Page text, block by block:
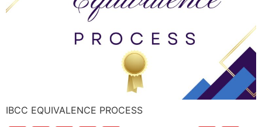
IBCC EQUIVALENCE PROCESS